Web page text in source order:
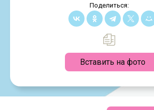
Поделиться:
Вставить на фото